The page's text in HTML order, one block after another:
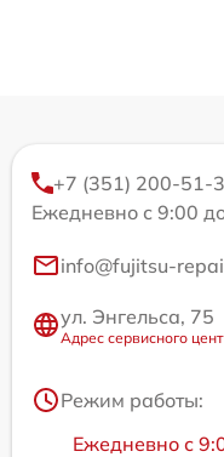
+7 (351) 200-51-
Ежедневно с 9:00
info@fujitsu-
ул. Энгельса, 75
Адрес сервисного
Режим работы:
Ежедневно с